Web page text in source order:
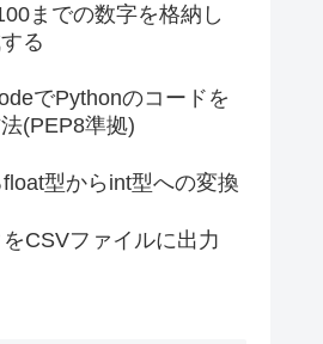
までの数字を格納し
る
でPythonのコードを
(PEP8準拠)
型からint型への変換
CSVファイルに出力